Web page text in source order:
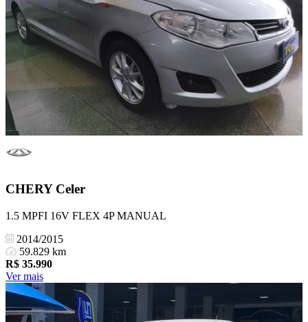
CHERY Celer
1.5 MPFI 16V FLEX 4P MANUAL
2014/2015
59.829 km
R$ 35.990
Ver mais